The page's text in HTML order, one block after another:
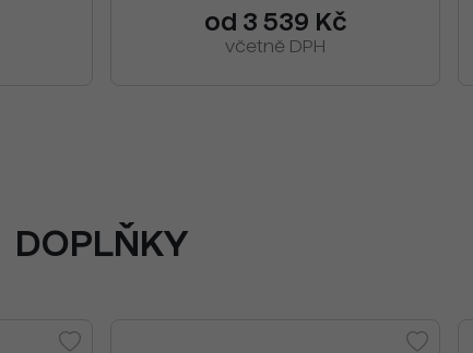
od 3 539 Kč
včetně DPH
DOPLŇKY